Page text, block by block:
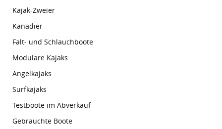
Kajak-Zweier
Kanadier
Falt- und Schlauchboote
Modulare Kajaks
Angelkajaks
Surfkajaks
Testboote im Abverkauf
Gebrauchte Boote